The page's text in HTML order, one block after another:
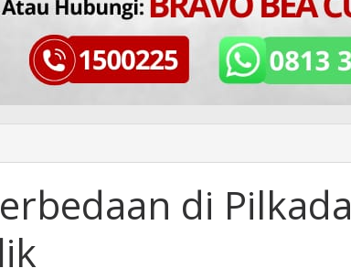
di Pilkada